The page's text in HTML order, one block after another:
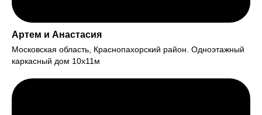
Артем и Анастасия
Московская область, Краснопахорский район. Одноэтажный
каркасный дом 10х11м